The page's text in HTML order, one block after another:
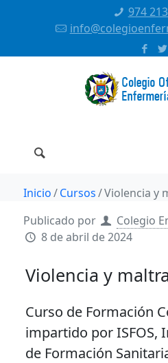
974
Inicio Cursos
Violencia y
Publicado por
Colegio
8 de abril de 2024
Violencia y
Curso de Formación
impartido por ISFOS,
de Formación